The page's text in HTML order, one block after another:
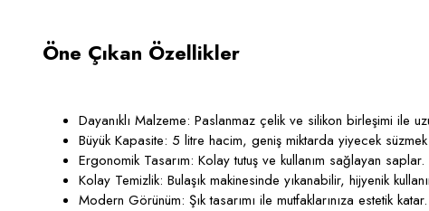
Öne Çıkan Özellikler
Dayanıklı Malzeme: Paslanmaz çelik ve silikon birleşimi ile
Büyük Kapasite: 5 litre hacim, geniş miktarda yiyecek
Ergonomik Tasarım: Kolay tutuş ve kullanım sağlayan saplar.
Kolay Temizlik: Bulaşık makinesinde yıkanabilir, hijyenik
Modern Görünüm: Şık tasarımı ile mutfaklarınıza estetik katar.